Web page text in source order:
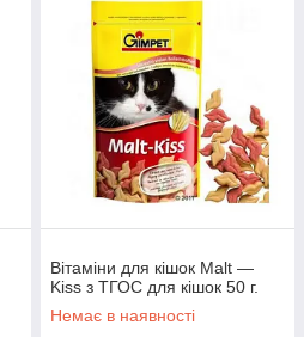
Вітаміни для кішок Malt —
Kiss з ТГОС для кішок 50 г.
Немає в наявності